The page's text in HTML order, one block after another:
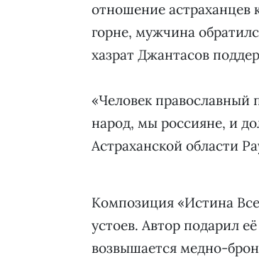
отношение астраханцев
горне, мужчина
хазрат Джантасов
«Человек
народ, мы россияне, и
Астраханской области
Композиция «Истина
устоев. Автор подарил
возвышается медно-